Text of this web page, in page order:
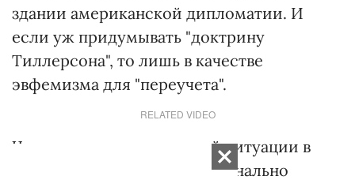
здании американской дипломатии. И
если уж придумывать "доктрину
Тиллерсона", то лишь в качестве
эвфемизма для "переучета".
RELATED VIDEO
Что можно записать в этой ситуации в
актив? Трамп не будет кардинально